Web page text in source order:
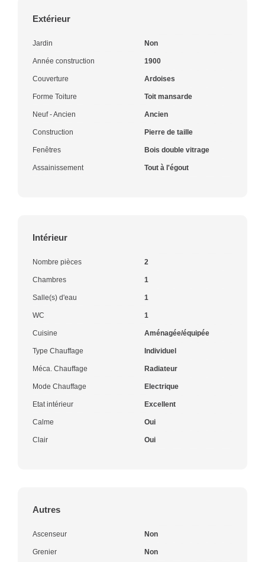
Extérieur
Jardin Non
Année construction 1900
Couverture Ardoises
Forme Toiture Toit mansarde
Neuf - Ancien Ancien
Construction Pierre de taille
Fenêtres Bois double vitrage
Assainissement Tout à l'égout
Intérieur
Nombre pièces 2
Chambres 1
Salle(s) d'eau 1
WC 1
Cuisine Aménagée/équipée
Type Chauffage Individuel
Méca. Chauffage Radiateur
Mode Chauffage Electrique
Etat intérieur Excellent
Calme Oui
Clair Oui
Autres
Ascenseur Non
Grenier Non